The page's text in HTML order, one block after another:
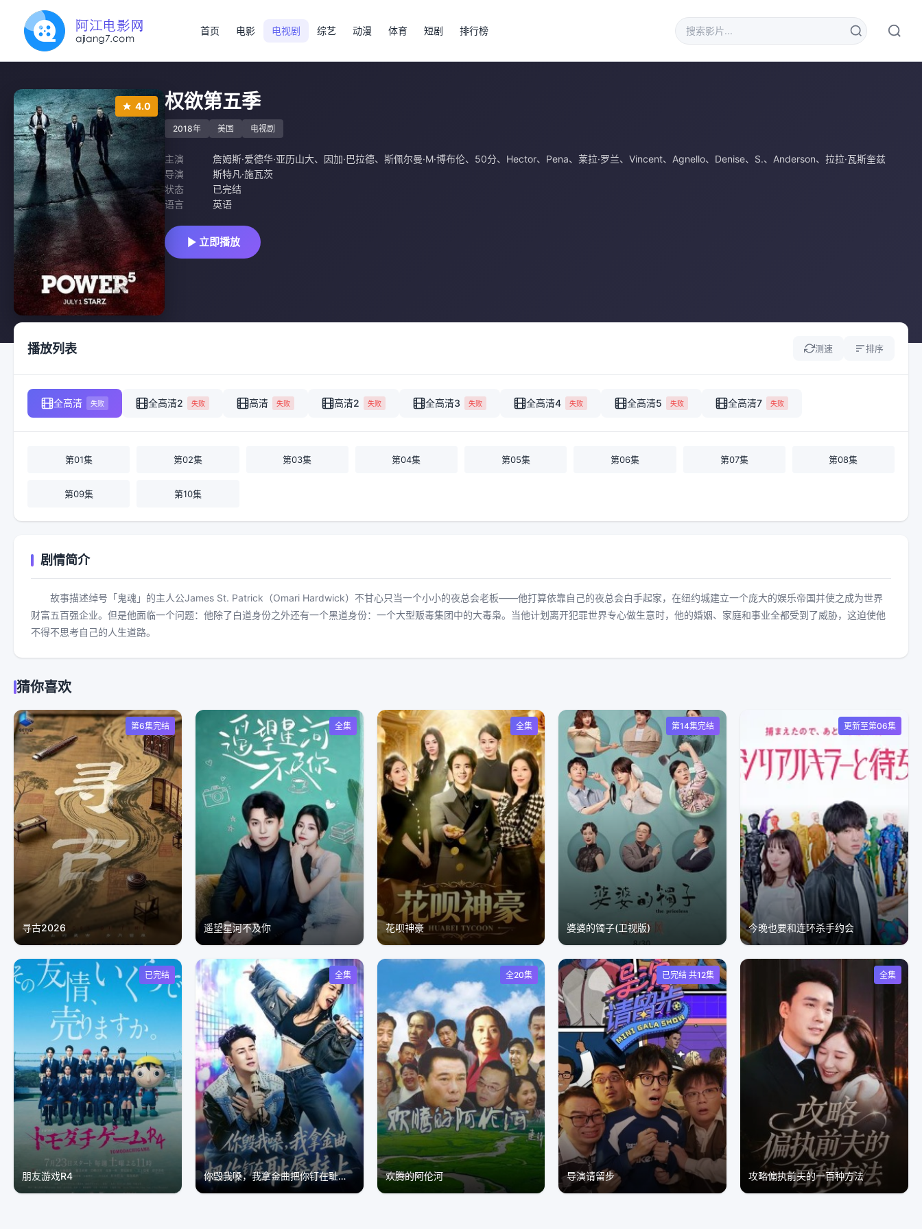
首页 电影 电视剧 综艺 动漫 体育 短剧 排行榜
4.0 权欲第五季
2018年 美国 电视剧
主演 詹姆斯·爱德华·亚历山大、 因加·巴拉德、 斯佩尔曼·M·博布伦、 50分、 Hector、 Pena、 莱拉·罗兰、 Vincent、 Agnello、 Denise、 S.、 Anderson、 拉拉·瓦斯奎兹
导演
斯特凡·施瓦茨
状态
已完结
语言
英语
立即播放
播放列表 测速 排序
全高清 失败 全高清2 失败 高清 失败 高清2 失败 全高清3 失败 全高清4 失败 全高清5 失败 全高清7 失败
第01集 第02集 第03集 第04集 第05集 第06集 第07集 第08集
第09集 第10集
剧情简介
故事描述绰号「鬼魂」的主人公James St. Patrick（Omari Hardwick）不甘心只当一个小小的夜总会老板——他打算依靠自己的夜总会白手起家，在纽约城建立一个庞大的娱乐帝国并使之成为世界
财富五百强企业。但是他面临一个问题：他除了白道身份之外还有一个黑道身份：一个大型贩毒集团中的大毒枭。当他计划离开犯罪世界专心做生意时，他的婚姻、家庭和事业全都受到了威胁，这迫使他
不得不思考自己的人生道路。
猜你喜欢
第6集完结
寻古2026
全集
遥望星河不及你
全集
花呗神豪
第14集完结
婆婆的镯子(卫视版)
更新至第06集
今晚也要和连环杀手约会
已完结
朋友游戏R4
全集
你毁我嗓，我拿金曲把你钉在耻辱柱上
全20集
欢腾的阿伦河
已完结 共12集
导演请留步
全集
攻略偏执前夫的一百种方法